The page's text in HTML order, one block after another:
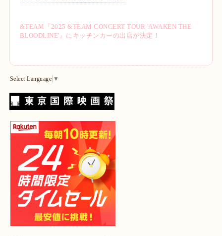
&TEAM『2025 &TEAM CONCERT TOUR 'AWAKEN THE
BLOODLINE'』にキッチンカーの出店が決定！
Select Language ▼